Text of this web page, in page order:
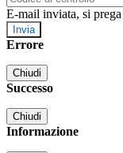
E-mail inviata, si
Errore
Chiudi
Successo
Chiudi
Informazione